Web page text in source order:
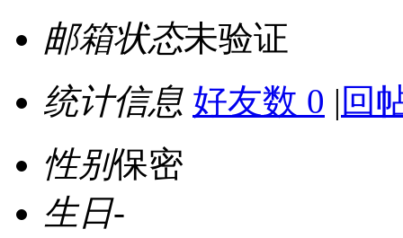
邮箱状态未验证
统计信息 好友数 0 | 回
性别保密
生日-